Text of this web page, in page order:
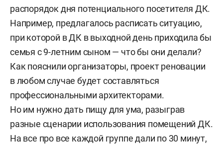
распорядок дня потенциального посетителя ДК.
Например, предлагалось расписать ситуацию,
при которой в ДК в выходной день приходила бы
семья с 9-летним сыном — что бы они делали?
Как пояснили организаторы, проект реновации
в любом случае будет составляться
профессиональными архитекторами.
Но им нужно дать пищу для ума, разыграв
разные сценарии использования помещений ДК.
На все про все каждой группе дали по 30 минут,